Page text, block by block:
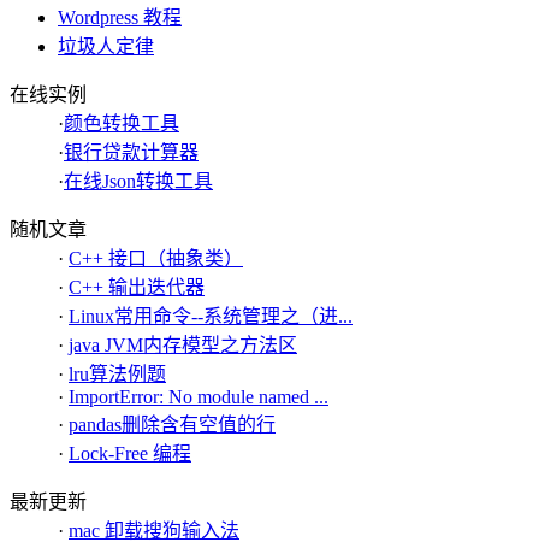
Wordpress 教程
垃圾人定律
在线实例
·颜色转换工具
·银行贷款计算器
·在线Json转换工具
随机文章
· C++ 接口（抽象类）
· C++ 输出迭代器
· Linux常用命令--系统管理之（进...
· java JVM内存模型之方法区
· lru算法例题
· ImportError: No module named ...
· pandas删除含有空值的行
· Lock-Free 编程
最新更新
· mac 卸载搜狗输入法